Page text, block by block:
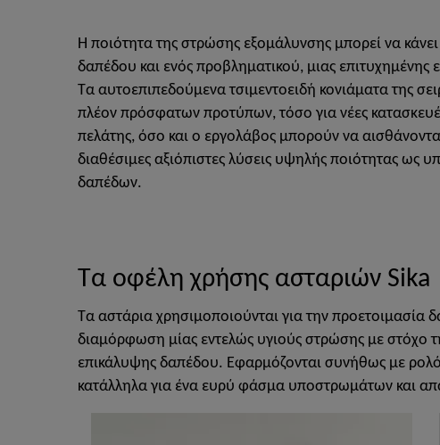
Η ποιότητα της στρώσης εξομάλυνσης μπορεί να
δαπέδου και ενός προβληματικού, μιας επιτυχημένης
Τα αυτοεπιπεδούμενα τσιμεντοειδή κονιάματα της
πλέον πρόσφατων προτύπων, τόσο για νέες
πελάτης, όσο και ο εργολάβος μπορούν να
διαθέσιμες αξιόπιστες λύσεις υψηλής ποιότητας ως
δαπέδων.
Τα οφέλη χρήσης ασταριών Sika
Τα αστάρια χρησιμοποιούνται για την προετοιμασία
διαμόρφωση μίας εντελώς υγιούς στρώσης με
επικάλυψης δαπέδου. Εφαρμόζονται συνήθως με
κατάλληλα για ένα ευρύ φάσμα υποστρωμάτων και